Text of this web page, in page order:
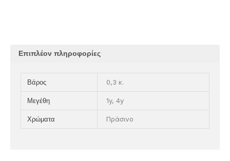
Επιπλέον πληροφορίες
Βάρος 0,3 κ.
Μεγέθη 1y, 4y
Χρώματα Πράσινο